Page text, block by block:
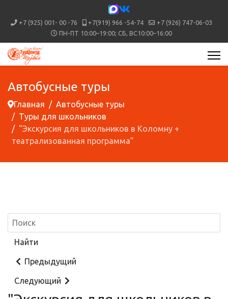
+7 (925) 001- 00 -76 +7(919) 966 -54-74
+7 (926) 747-06-03
ПН-ПТ 10:00–19:00; СБ, ВС10:00–16:00
Автобусные туры
Главная
Автобусные туры
Туры для школьников
"Экскурсия для школьников в Коломну +
театрализованная программа”
Предыдущий
Следующий